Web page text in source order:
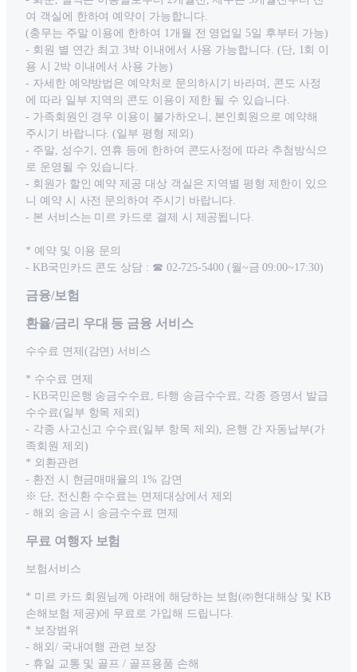
여 객실에 한하여 예약이 가능합니다.
(충무는 주말 이용에 한하여 1개월 전 영업일 5일 후부터 가능)
- 회원 별 연간 최고 3박 이내에서 사용 가능합니다. (단, 1회 이
용 시 2박 이내에서 사용 가능)
- 자세한 예약방법은 예약처로 문의하시기 바라며, 콘도 사정
에 따라 일부 지역의 콘도 이용이 제한 될 수 있습니다.
- 가족회원인 경우 이용이 불가하오니, 본인회원으로 예약해
주시기 바랍니다. (일부 평형 제외)
- 주말, 성수기, 연휴 등에 한하여 콘도사정에 따라 추첨방식으
로 운영될 수 있습니다.
- 회원가 할인 예약 제공 대상 객실은 지역별 평형 제한이 있으
니 예약 시 사전 문의하여 주시기 바랍니다.
- 본 서비스는 미르 카드로 결제 시 제공됩니다.
* 예약 및 이용 문의
- KB국민카드 콘도 상담 : ☎ 02-725-5400 (월~금 09:00~17:30)
금융/보험
환율/금리 우대 등 금융 서비스
수수료 면제(감면) 서비스
* 수수료 면제
- KB국민은행 송금수수료, 타행 송금수수료, 각종 증명서 발급
수수료(일부 항목 제외)
- 각종 사고신고 수수료(일부 항목 제외), 은행 간 자동납부(가
족회원 제외)
* 외환관련
- 환전 시 현금매매율의 1% 감면
※ 단, 전신환 수수료는 면제대상에서 제외
- 해외 송금 시 송금수수료 면제
무료 여행자 보험
보험서비스
* 미르 카드 회원님께 아래에 해당하는 보험(㈜현대해상 및 KB
손해보험 제공)에 무료로 가입해 드립니다.
* 보장범위
- 해외/ 국내여행 관련 보장
- 휴일 교통 및 골프 / 골프용품 손해